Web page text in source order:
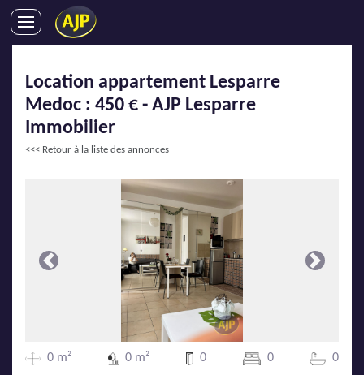
VENTES
LOCATIONS
GESTION LOCATIVE
LOCATIONS DE VACANCES
ENTREPRISES
DEVENIR FRANCHISÉ
AJP Actualités
Location appartement Lesparre
Medoc : 450 € - AJP Lesparre
Immobilier
<<< Retour à la liste des annonces
Précédente Suivante
0 m² 0 m² 0 0 0